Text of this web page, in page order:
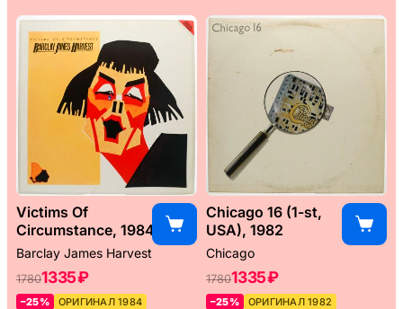
Victims Of
Circumstance, 1984
Barclay James Harvest
17801335 ₽
–25%
ОРИГИНАЛ 1984
Chicago 16 (1-st,
USA), 1982
Chicago
17801335 ₽
–25% ОРИГИНАЛ 1982